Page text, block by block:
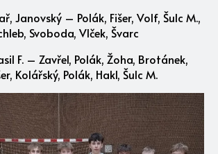
Janovský – Polák, Fišer, Volf, Šulc M.,
Svoboda, Vlček, Švarc
F. – Zavřel, Polák, Žoha, Brotánek,
Kolářský, Polák, Hakl, Šulc M.